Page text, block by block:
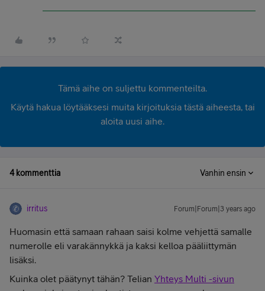
Tämä aihe on suljettu kommenteilta.
Käytä hakua löytääksesi muita kirjoituksia tästä aiheesta, tai
aloita uusi aihe.
4 kommenttia Vanhin ensin
irritus Forum|Forum|3 years ago
Huomasin että samaan rahaan saisi kolme vehjettä samalle
numerolle eli varakännykkä ja kaksi kelloa pääliittymän
lisäksi.
Kuinka olet päätynyt tähän? Telian Yhteys Multi -sivun